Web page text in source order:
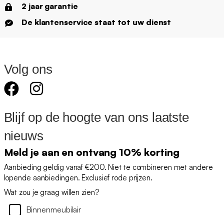
2 jaar garantie
De klantenservice staat tot uw dienst
Volg ons
Blijf op de hoogte van ons laatste
nieuws
Meld je aan en ontvang 10% korting
Aanbieding geldig vanaf €200. Niet te combineren met andere
lopende aanbiedingen. Exclusief rode prijzen.
Wat zou je graag willen zien?
Binnenmeubilair